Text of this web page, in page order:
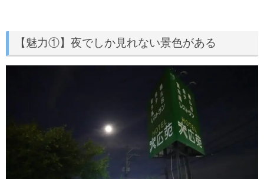
【魅力①】夜でしか見れない景色がある